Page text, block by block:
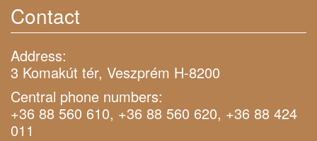
Contact
Address:
3 Komakút tér, Veszprém H-8200
Central phone numbers:
+36 88 560 610, +36 88 560 620, +36 88 424
011